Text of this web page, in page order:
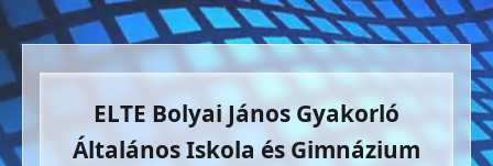
ELTE Bolyai János Gyakorló
Általános Iskola és Gimnázium